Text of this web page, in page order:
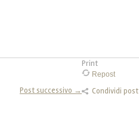
Print
Repost
Condividi post
Post successivo →